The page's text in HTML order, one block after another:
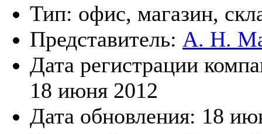
Тип: офис, магазин,
Представитель: А. Н.
Дата регистрации
18 июня 2012
Дата обновления: 18